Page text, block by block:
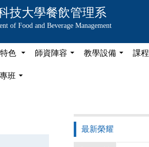
技大學餐飲管理系
of Food and Beverage Management
色 師資陣容 教學設備 課
班
最新榮耀